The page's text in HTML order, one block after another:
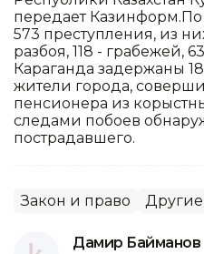
передает Казинформ.По
573 преступления, из
разбоя, 118 - грабежей,
Караганда задержаны
жители города,
пенсионера из
следами побоев
пострадавшего.
Закон и право Другие
Дамир Байманов